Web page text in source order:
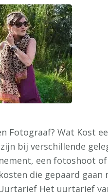
Fotograaf? Wat Kost
bij verschillende
een fotoshoot
die gepaard
Het uurtarief